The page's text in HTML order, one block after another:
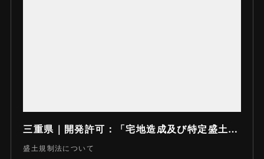
三重県｜開発許可：「宅地造成及び特定盛土等規制法」（通称「盛土規制法」）について
盛土規制法について